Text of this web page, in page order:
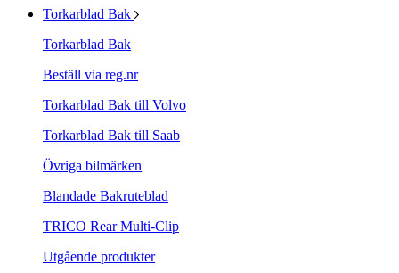
Torkarblad Bak
Torkarblad Bak
Beställ via reg.nr
Torkarblad Bak till Volvo
Torkarblad Bak till Saab
Övriga bilmärken
Blandade Bakruteblad
TRICO Rear Multi-Clip
Utgående produkter